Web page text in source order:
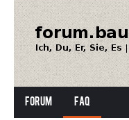
Forum FAQ